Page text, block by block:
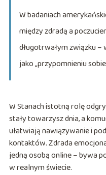
W badaniach
między zdradą a
długotrwałym związku
jako „przypomnieniu
W Stanach istotną rolę
stały towarzysz dnia, a
ułatwiają nawiązywanie i
kontaktów. Zdrada
jedną osobą online – bywa
w realnym świecie.